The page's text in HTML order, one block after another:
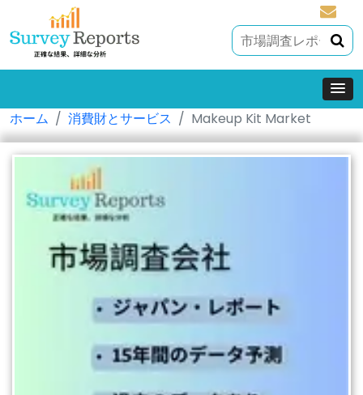
ホーム 消費財とサービス Makeup Kit Market